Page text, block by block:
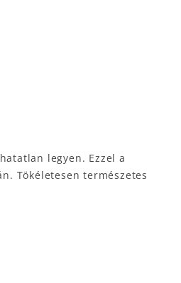
legyen. Ezzel a
Tökéletesen természetes